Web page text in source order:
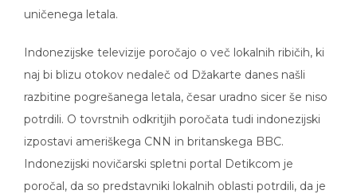
uničenega letala.
Indonezijske televizije poročajo o več lokalnih ribičih, ki
naj bi blizu otokov nedaleč od Džakarte danes našli
razbitine pogrešanega letala, česar uradno sicer še niso
potrdili. O tovrstnih odkritjih poročata tudi indonezijski
izpostavi ameriškega CNN in britanskega BBC.
Indonezijski novičarski spletni portal Detikcom je
poročal, da so predstavniki lokalnih oblasti potrdili, da je